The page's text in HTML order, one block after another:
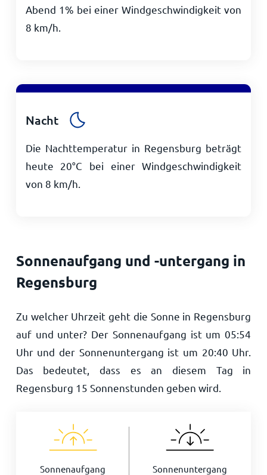
Abend 1% bei einer Windgeschwindigkeit von
8 km/h
Nacht
Die Nachttemperatur in Regensburg beträgt
heute 20°C bei einer Windgeschwindigkeit
von 8 km/h
Sonnenaufgang und -untergang in
Regensburg
Zu welcher Uhrzeit geht die Sonne in Regensburg
auf und unter? Der Sonnenaufgang ist um05:54
Uhr und der Sonnenuntergang ist um 20:40 Uhr.
Das bedeutet, dass es an diesem Tag in
Regensburg 15 Sonnenstunden geben wird.
Sonnenaufgang Sonnenuntergang